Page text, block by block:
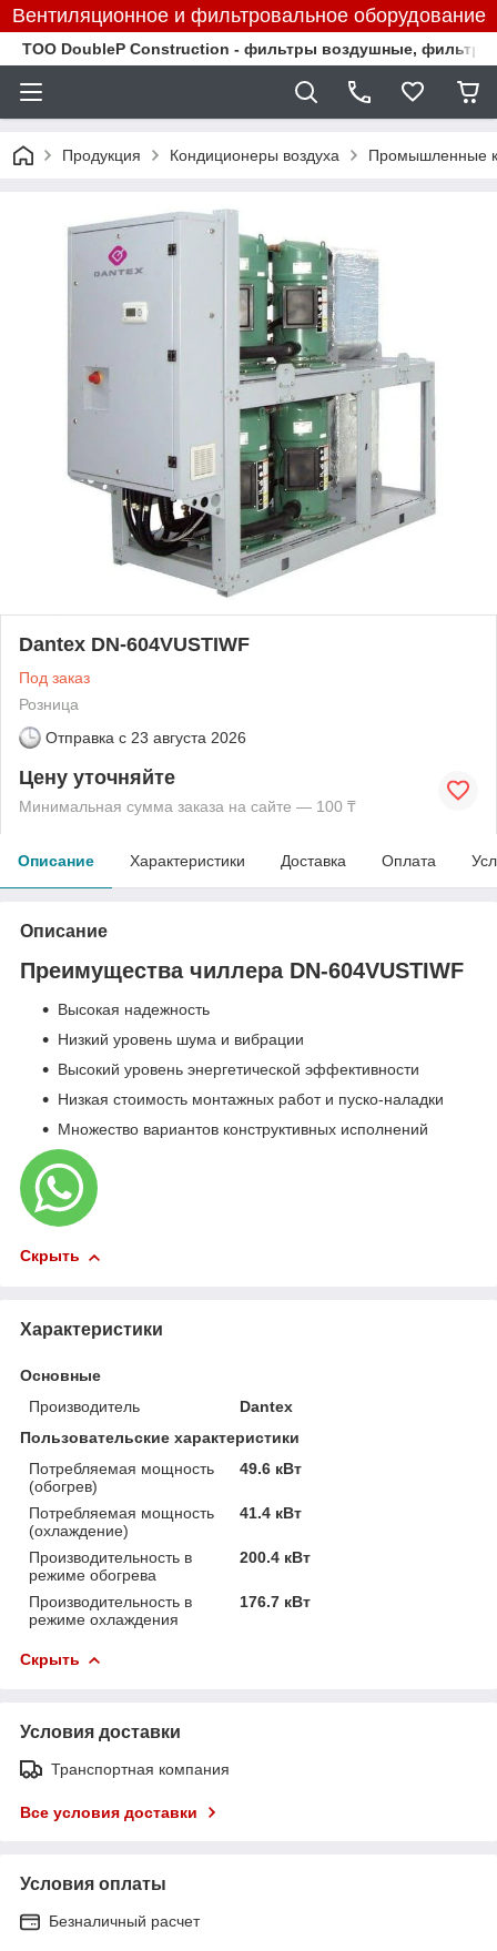
Вентиляционное и фильтровальное оборудование
TOO DoubleP Construction - фильтры воздушные,
Продукция Кондиционеры воздуха Промышленные
Dantex DN-604VUSTIWF
Под заказ
Розница
Отправка с 23 августа 2026
Цену уточняйте
Минимальная сумма заказа на сайте — 100 ₸
Описание Характеристики Доставка Оплата
Описание
Преимущества чиллера DN-604VUSTIWF
Высокая надежность
Низкий уровень шума и вибрации
Высокий уровень энергетической эффективности
Низкая стоимость монтажных работ и пуско-наладки
Множество вариантов конструктивных исполнений
Скрыть
Характеристики
Основные
Производитель
Dantex
Пользовательские характеристики
Потребляемая мощность
(обогрев)
49.6 кВт
Потребляемая мощность
(охлаждение)
41.4 кВт
Производительность в
режиме обогрева
200.4 кВт
Производительность в
режиме охлаждения
176.7 кВт
Скрыть
Условия доставки
Транспортная компания
Все условия доставки
Условия оплаты
Безналичный расчет